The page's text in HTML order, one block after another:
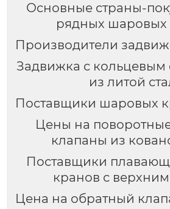
Основные страны-
рядных шаровых
Производители
Задвижка с
из литой
Поставщики шаровых
Цены на
клапаны из
Поставщики
кранов с
Цена на обратный